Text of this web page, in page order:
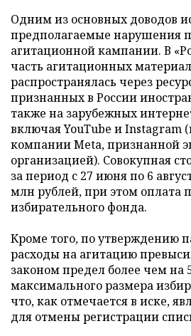
Одним из основных доводов
предполагаемые нарушения
агитационной кампании. В
часть агитационных
распространялась через
признанных в России
также на зарубежных
включая YouTube и Instagram
компании Meta, признанной
организацией). Совокупная
за период с 27 июня по 6
млн рублей, при этом оплата
избирательного фонда.
Кроме того, по утверждению
расходы на агитацию
законом предел более чем на
максимального размера
что, как отмечается в иске,
для отмены регистрации